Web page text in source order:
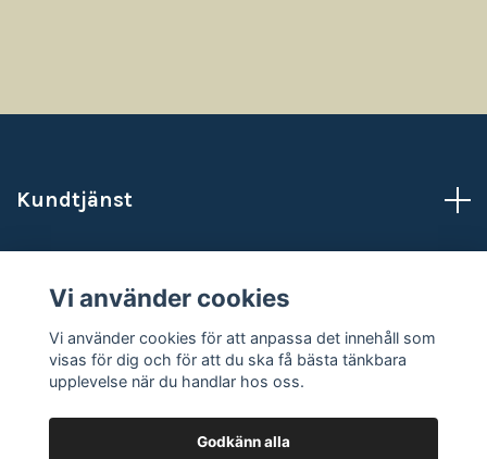
Kundtjänst
Sociala medier
Vi använder cookies
Vi använder cookies för att anpassa det innehåll som
visas för dig och för att du ska få bästa tänkbara
upplevelse när du handlar hos oss.
Godkänn alla